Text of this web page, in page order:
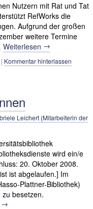
Nutzern mit Rat und Tat
RefWorks die
Aufgrund der großen
weitere Termine
Weiterlesen →
| Kommentar hinterlassen
Leichert (Mitarbeiterin der
wird ein/e
20. Oktober 2008.
ist abgelaufen.] Im
Plattner-Bibliothek)
besetzen.
→